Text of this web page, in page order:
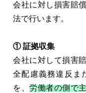
会社に対し損害賠
法で行います。
① 証拠収集
会社に対して損害
全配慮義務違反ま
を、労働者の側で